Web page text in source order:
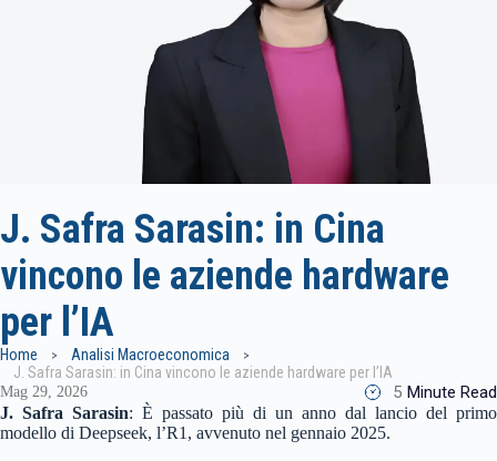
J. Safra Sarasin: in Cina
vincono le aziende hardware
per l’IA
Home
Analisi Macroeconomica
J. Safra Sarasin: in Cina vincono le aziende hardware per l’IA
Mag 29, 2026 5 Minute Read
J. Safra Sarasin: È passato più di un anno dal lancio del primo
modello di Deepseek, l’R1, avvenuto nel gennaio 2025.